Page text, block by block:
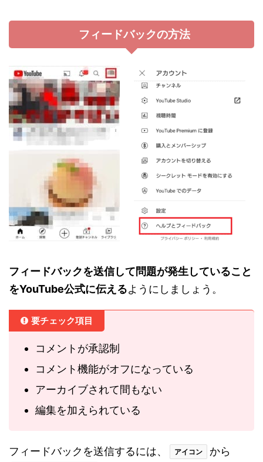
フィードバックの方法
フィードバックを送信して問題が発生していること
をYouTube公式に伝えるようにしましょう。
要チェック項目
コメントが承認制
コメント機能がオフになっている
アーカイブされて間もない
編集を加えられている
フィードバックを送信するには、 アイコン から